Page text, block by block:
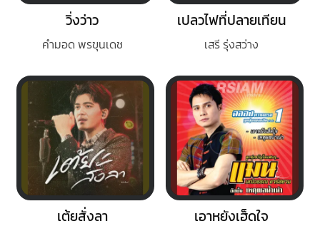
วิ่งว่าว
คำมอด พรขุนเดช
เปลวไฟที่ปลายเทียน
เสรี รุ่งสว่าง
เต้ยสั่งลา เอาหยังเฮ็ดใจ